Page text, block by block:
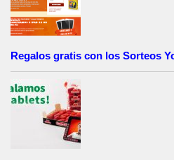
Regalos gratis con los Sorteos